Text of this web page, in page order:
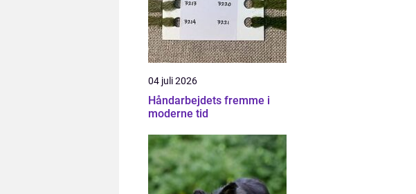
04 juli 2026
Håndarbejdets fremme i
moderne tid